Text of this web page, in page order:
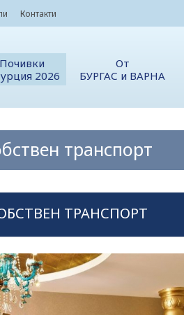
Контакти
Почивки
2026
От
БУРГАС и ВАРНА
транспорт
ТРАНСПОРТ